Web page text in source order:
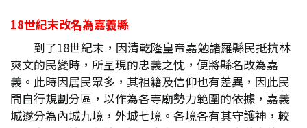
18世紀末改名為嘉義縣
到了18世紀末，因清乾隆皇帝嘉勉諸羅縣民抵抗林
爽文的民變時，所呈現的忠義之忱，便將縣名改為嘉
義。此時因居民眾多，其祖籍及信仰也有差異，因此民
間自行規劃分區，以作為各寺廟勢力範圍的依據，嘉義
城遂分為內城九境，外城七境。各境各有其守護神，較